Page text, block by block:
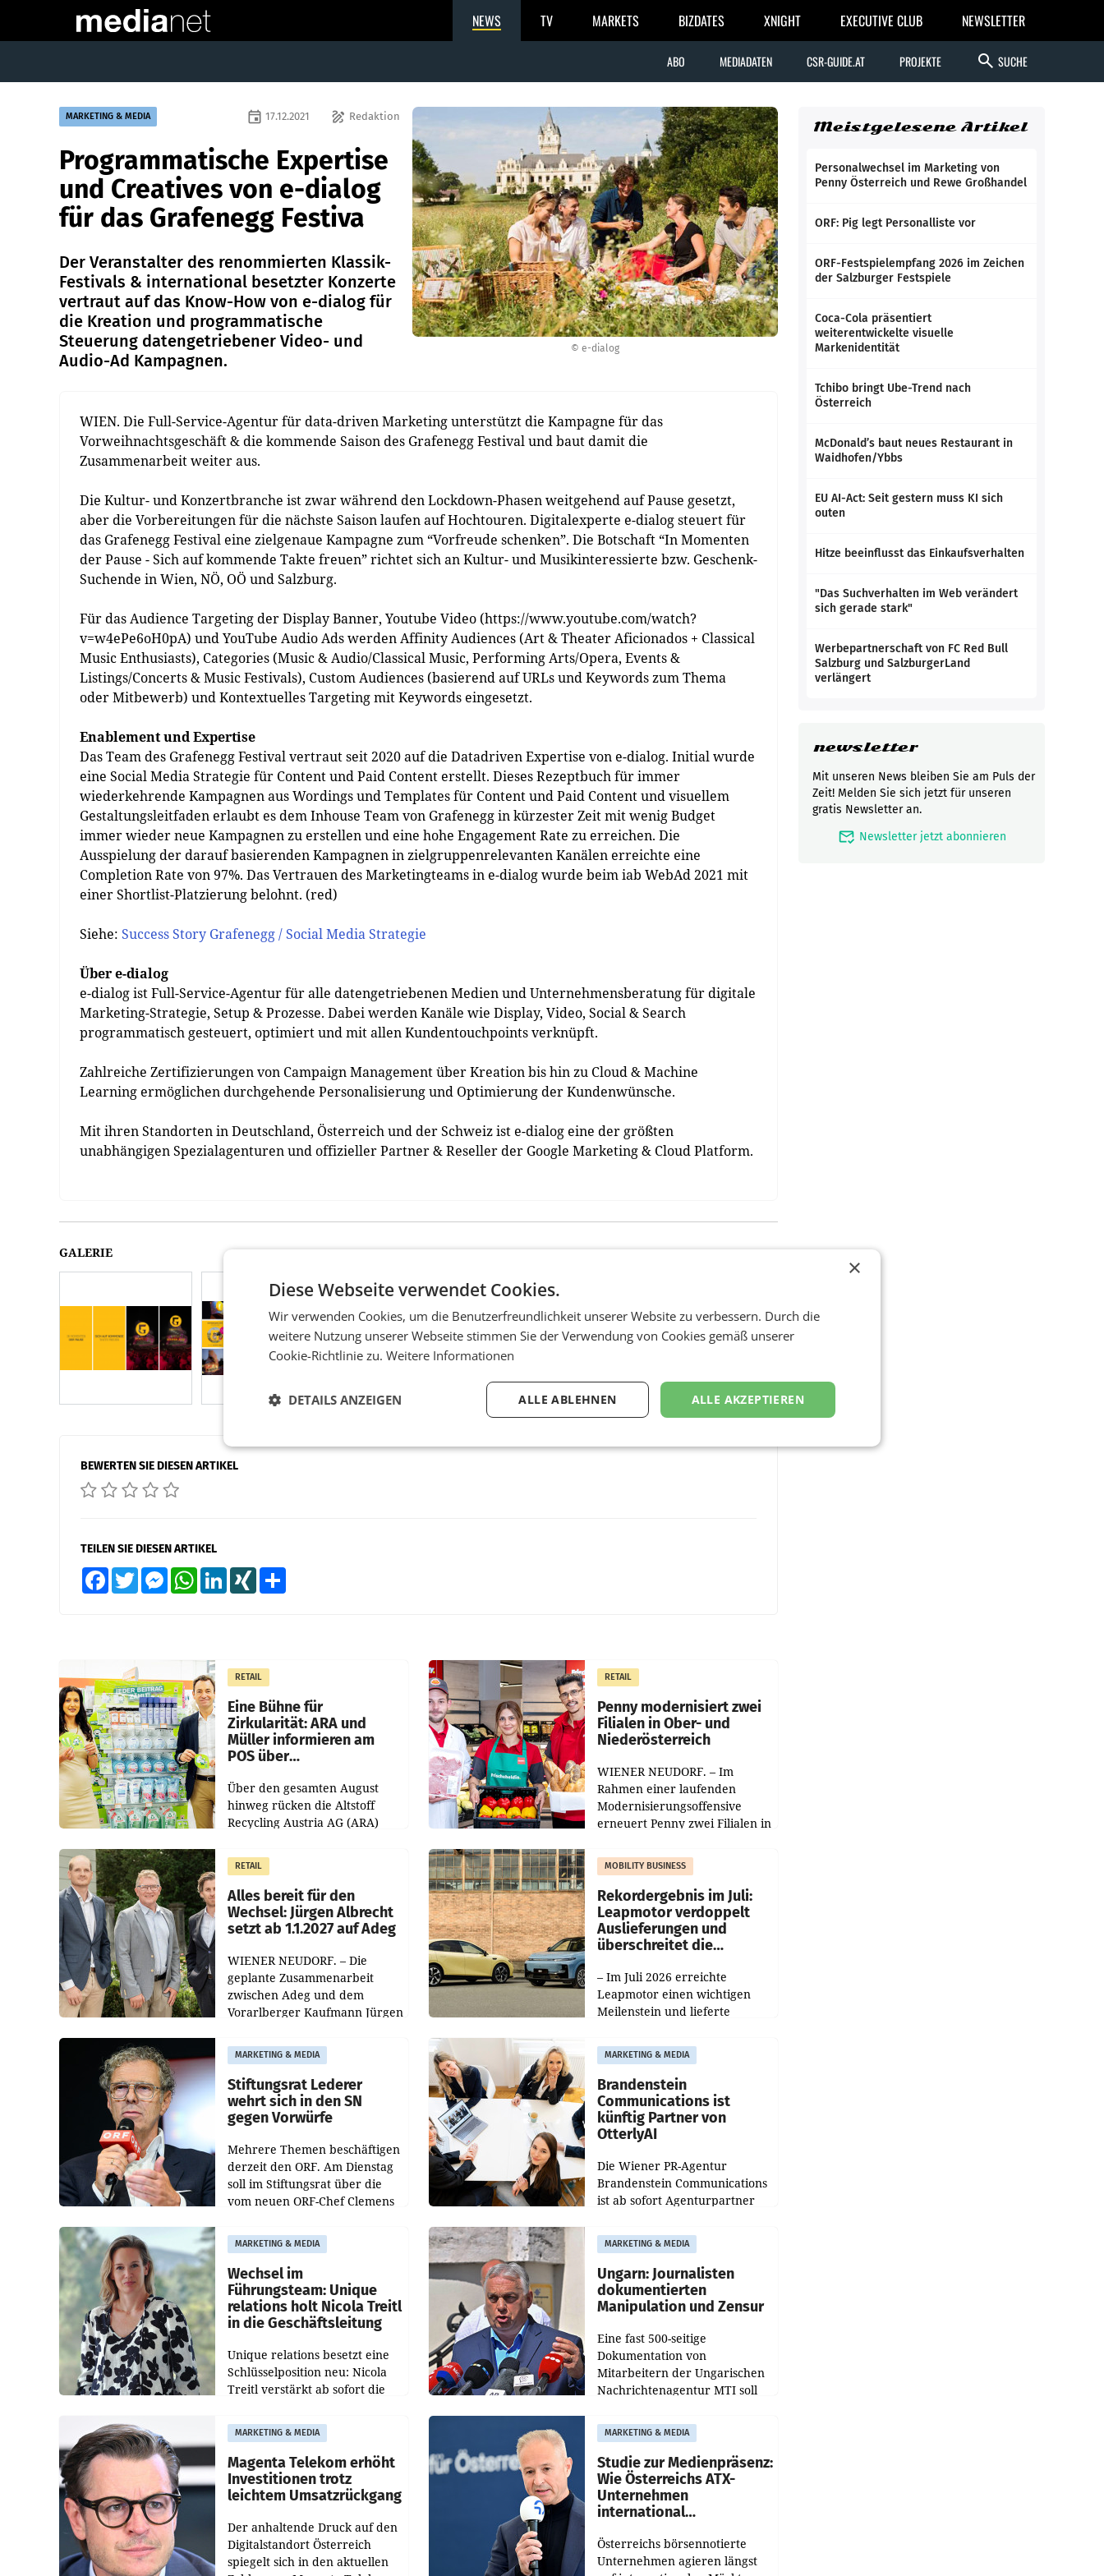
NEWS TV MARKETS BIZDATES XNIGHT EXECUTIVE CLUB NEWSLETTER
ABO MEDIADATEN CSR-GUIDE.AT PROJEKTE search SUCHE
© e-dialog
MARKETING & MEDIA draw Redaktion
event 17.12.2021
Programmatische Expertise
und Creatives von e-dialog
für das Grafenegg Festiva
Der Veranstalter des renommierten Klassik-
Festivals & international besetzter Konzerte
vertraut auf das Know-How von e-dialog für
die Kreation und programmatische
Steuerung datengetriebener Video- und
Audio-Ad Kampagnen.
WIEN. Die Full-Service-Agentur für data-driven Marketing unterstützt die Kampagne für das
Vorweihnachtsgeschäft & die kommende Saison des Grafenegg Festival und baut damit die
Zusammenarbeit weiter aus.
Die Kultur- und Konzertbranche ist zwar während den Lockdown-Phasen weitgehend auf Pause gesetzt,
aber die Vorbereitungen für die nächste Saison laufen auf Hochtouren. Digitalexperte e-dialog steuert für
das Grafenegg Festival eine zielgenaue Kampagne zum “Vorfreude schenken”. Die Botschaft “In Momenten
der Pause - Sich auf kommende Takte freuen” richtet sich an Kultur- und Musikinteressierte bzw. Geschenk-
Suchende in Wien, NÖ, OÖ und Salzburg.
Für das Audience Targeting der Display Banner, Youtube Video (https://www.youtube.com/watch?
v=w4ePe6oH0pA) und YouTube Audio Ads werden Affinity Audiences (Art & Theater Aficionados + Classical
Music Enthusiasts), Categories (Music & Audio/Classical Music, Performing Arts/Opera, Events &
Listings/Concerts & Music Festivals), Custom Audiences (basierend auf URLs und Keywords zum Thema
oder Mitbewerb) und Kontextuelles Targeting mit Keywords eingesetzt.
Enablement und Expertise
Das Team des Grafenegg Festival vertraut seit 2020 auf die Datadriven Expertise von e-dialog. Initial wurde
eine Social Media Strategie für Content und Paid Content erstellt. Dieses Rezeptbuch für immer
wiederkehrende Kampagnen aus Wordings und Templates für Content und Paid Content und visuellem
Gestaltungsleitfaden erlaubt es dem Inhouse Team von Grafenegg in kürzester Zeit mit wenig Budget
immer wieder neue Kampagnen zu erstellen und eine hohe Engagement Rate zu erreichen. Die
Ausspielung der darauf basierenden Kampagnen in zielgruppenrelevanten Kanälen erreichte eine
Completion Rate von 97%. Das Vertrauen des Marketingteams in e-dialog wurde beim iab WebAd 2021 mit
einer Shortlist-Platzierung belohnt. (red)
Siehe: Success Story Grafenegg / Social Media Strategie
Über e-dialog
e-dialog ist Full-Service-Agentur für alle datengetriebenen Medien und Unternehmensberatung für digitale
Marketing-Strategie, Setup & Prozesse. Dabei werden Kanäle wie Display, Video, Social & Search
programmatisch gesteuert, optimiert und mit allen Kundentouchpoints verknüpft.
Zahlreiche Zertifizierungen von Campaign Management über Kreation bis hin zu Cloud & Machine
Learning ermöglichen durchgehende Personalisierung und Optimierung der Kundenwünsche.
Mit ihren Standorten in Deutschland, Österreich und der Schweiz ist e-dialog eine der größten
unabhängigen Spezialagenturen und offizieller Partner & Reseller der Google Marketing & Cloud Platform.
GALERIE
BEWERTEN SIE DIESEN ARTIKEL
TEILEN SIE DIESEN ARTIKEL
FacebookTwitter MessengerWhatsAppLinkedInXING
RETAIL
Eine Bühne für
Zirkularität: ARA und
Müller informieren am
POS über
Über den gesamten August
hinweg rücken die Altstoff
Recycling Austria AG (ARA)
Müller die Initiative „Kreislauf-
Helden“ in allen
österreichischen Müller-Filialen
RETAIL
Penny modernisiert zwei
Filialen in Ober- und
Niederösterreich
WIENER NEUDORF. – Im
Rahmen einer laufenden
Modernisierungsoffensive
erneuert Penny zwei Filialen in
Die beiden Standorte liegen in
Haag sowie im rund
RETAIL
Alles bereit für den
Wechsel: Jürgen Albrecht
setzt ab 1.1.2027 auf Adeg
WIENER NEUDORF. – Die
geplante Zusammenarbeit
zwischen Adeg und dem
Vorarlberger Kaufmann Jürgen
freigegeben: Die
Bundeswettbewerbsbehörde
und der Bundeskartellanwalt
MOBILITY BUSINESS
Rekordergebnis im Juli:
Leapmotor verdoppelt
Auslieferungen und
überschreitet die
– Im Juli 2026 erreichte
Leapmotor einen wichtigen
Meilenstein und lieferte
aus, womit sich das Ergebnis
gegenüber Juli 2025 mehr als
verdoppelte (+102
MARKETING & MEDIA
Stiftungsrat Lederer
wehrt sich in den SN
gegen Vorwürfe
Mehrere Themen beschäftigen
derzeit den ORF. Am Dienstag
soll im Stiftungsrat über die
vom neuen ORF-Chef Clemens
Besetzungen für die
Direktionen abgestimmt
werden.
MARKETING & MEDIA
Brandenstein
Communications ist
künftig Partner von
OtterlyAI
Die Wiener PR-Agentur
Brandenstein Communications
ist ab sofort Agenturpartner
Optimierungsplattform
OtterlyAI. Damit baut die
Agentur ihr Leistungsportfolio
MARKETING & MEDIA
Wechsel im
Führungsteam: Unique
relations holt Nicola Treitl
in die Geschäftsleitung
Unique relations besetzt eine
Schlüsselposition neu: Nicola
Treitl verstärkt ab sofort die
PR-Agentur an der Seite von
Josef Kalina und Anna Kalina-
Mahr.
MARKETING & MEDIA
Ungarn: Journalisten
dokumentierten
Manipulation und Zensur
Eine fast 500-seitige
Dokumentation von
Mitarbeitern der Ungarischen
Nachrichtenagentur MTI soll
Manipulation und Zensur bei
der Agentur während der Zeit
MARKETING & MEDIA
Magenta Telekom erhöht
Investitionen trotz
leichtem Umsatzrückgang
Der anhaltende Druck auf den
Digitalstandort Österreich
spiegelt sich in den aktuellen
MARKETING & MEDIA
Studie zur Medienpräsenz:
Wie Österreichs ATX-
Unternehmen
international
Österreichs börsennotierte
Unternehmen agieren längst
Meistgelesene Artikel
Personalwechsel im Marketing von
Penny Österreich und Rewe Großhandel
ORF: Pig legt Personalliste vor
ORF-Festspielempfang 2026 im Zeichen
der Salzburger Festspiele
Coca-Cola präsentiert
weiterentwickelte visuelle
Markenidentität
Tchibo bringt Ube-Trend nach
Österreich
McDonald’s baut neues Restaurant in
Waidhofen/Ybbs
EU AI-Act: Seit gestern muss KI sich
outen
Hitze beeinflusst das Einkaufsverhalten
"Das Suchverhalten im Web verändert
sich gerade stark"
Werbepartnerschaft von FC Red Bull
Salzburg und SalzburgerLand
verlängert
newsletter
Mit unseren News bleiben Sie am Puls der
Zeit! Melden Sie sich jetzt für unseren
gratis Newsletter an.
mark_email_read Newsletter jetzt abonnieren
×
Diese Webseite verwendet Cookies.
Wir verwenden Cookies, um die Benutzerfreundlichkeit unserer Website zu verbessern. Durch die
weitere Nutzung unserer Webseite stimmen Sie der Verwendung von Cookies gemäß unserer
Cookie-Richtlinie zu. Weitere Informationen
ALLE AKZEPTIEREN
ALLE ABLEHNEN
DETAILS ANZEIGEN